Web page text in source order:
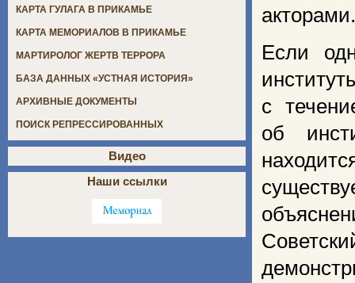
акторами.
Если
с
об
КАРТА ГУЛАГА В ПРИКАМЬЕ
КАРТА МЕМОРИАЛОВ В ПРИКАМЬЕ
МАРТИРОЛОГ ЖЕРТВ ТЕРРОРА
БАЗА ДАННЫХ «УСТНАЯ ИСТОРИЯ»
АРХИВНЫЕ ДОКУМЕНТЫ
ПОИСК РЕПРЕССИРОВАННЫХ
Видео
Наши ссылки